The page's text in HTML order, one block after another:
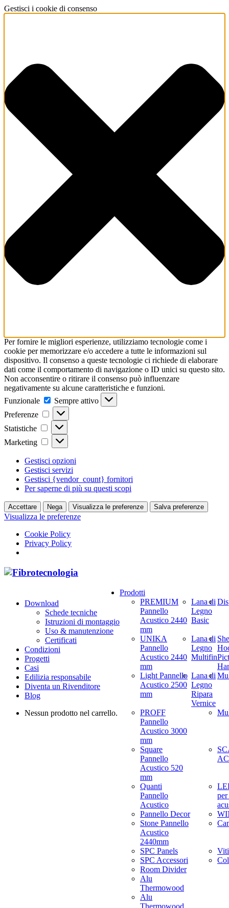
Gestisci i cookie di consenso
Per fornire le migliori esperienze, utilizziamo tecnologie come i
cookie per memorizzare e/o accedere a tutte le informazioni sul
dispositivo. Il consenso a queste tecnologie ci richiede di elaborare
dati come il comportamento di navigazione o ID unici su questo sito.
Non acconsentire o ritirare il consenso può influenzare
negativamente su alcune caratteristiche e funzioni.
Funzionale
Funzionale
Sempre attivo
Preferenze
Preferenze
Statistiche Statistiche
Marketing Marketing
Gestisci opzioni
Gestisci servizi
Gestisci {vendor_count} fornitori
Per saperne di più su questi scopi
Accettare Nega Visualizza le preferenze Salva preferenze
Visualizza le preferenze
Cookie Policy
Privacy Policy
Download
Schede tecniche
Istruzioni di montaggio
Uso & manutenzione
Certificati
Condizioni
Progetti
Casi
Edilizia responsabile
Diventa un Rivenditore
Blog
Nessun prodotto nel carrello.
Prodotti
PREMIUM
Pannello
Acustico 2440
mm
UNIKA
Pannello
Acustico 2440
mm
Light Pannello
Acustico 2500
mm
PROFF
Pannello
Acustico 3000
mm
Square
Pannello
Acustico 520
mm
Quanti
Pannello
Acustico
Pannello Decor
Stone Pannello
Acustico
2440mm
SPC Panels
SPC Accessori
Room Divider
Alu
Thermowood
Alu
Thermowood
Lana di
Legno
Basic
Lana di
Legno
Multifin
Lana di
Legno
Ripara
Vernice
Viti